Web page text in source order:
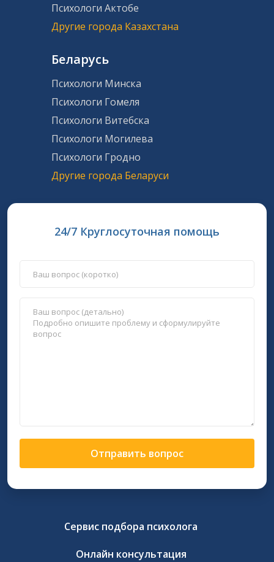
Психологи Актобе
Другие города Казахстана
Беларусь
Психологи Минска
Психологи Гомеля
Психологи Витебска
Психологи Могилева
Психологи Гродно
Другие города Беларуси
24/7 Круглосуточная помощь
Отправить вопрос
Сервис подбора психолога
Онлайн консультация